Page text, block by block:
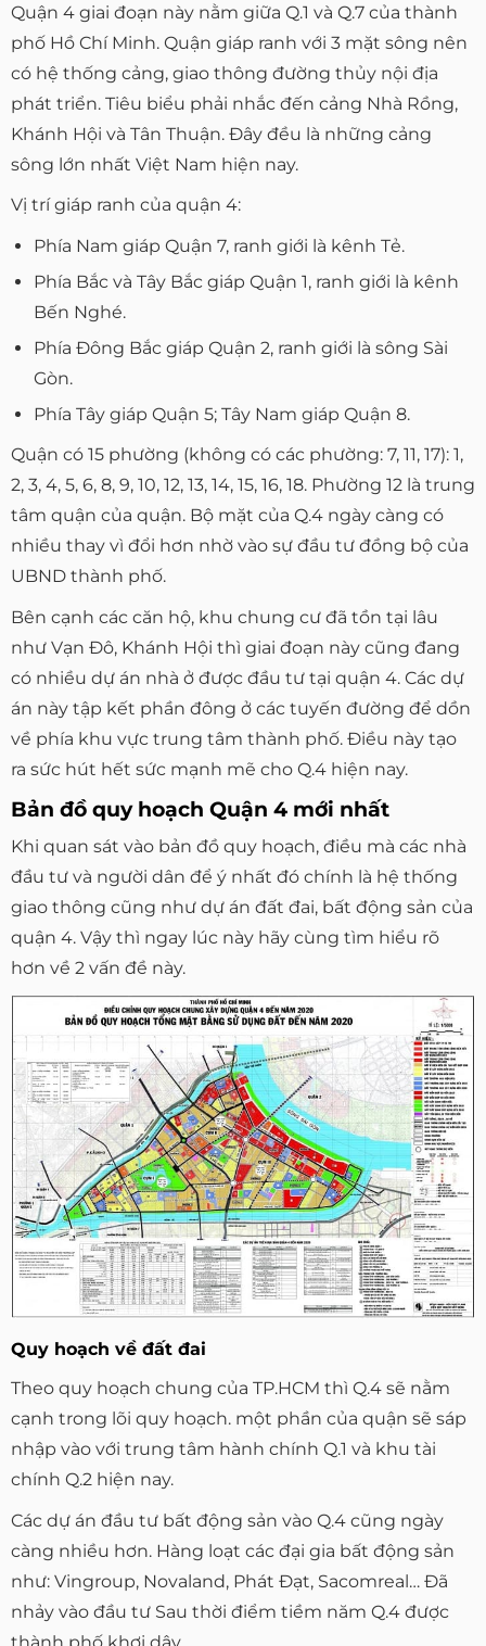
Quận 4 giai đoạn này nằm giữa Q.1 và Q.7 của thành
phố Hồ Chí Minh. Quận giáp ranh với 3 mặt sông nên
có hệ thống cảng, giao thông đường thủy nội địa
phát triển. Tiêu biểu phải nhắc đến cảng Nhà Rồng,
Khánh Hội và Tân Thuận. Đây đều là những cảng
sông lớn nhất Việt Nam hiện nay.
Vị trí giáp ranh của quận 4:
Phía Nam giáp Quận 7, ranh giới là kênh Tẻ.
Phía Bắc và Tây Bắc giáp Quận 1, ranh giới là kênh
Bến Nghé.
Phía Đông Bắc giáp Quận 2, ranh giới là sông Sài
Gòn.
Phía Tây giáp Quận 5; Tây Nam giáp Quận 8.
Quận có 15 phường (không có các phường: 7, 11, 17): 1,
2, 3, 4, 5, 6, 8, 9, 10, 12, 13, 14, 15, 16, 18. Phường 12 là trung
tâm quận của quận. Bộ mặt của Q.4 ngày càng có
nhiều thay vì đổi hơn nhờ vào sự đầu tư đồng bộ của
UBND thành phố.
Bên cạnh các căn hộ, khu chung cư đã tồn tại lâu
như Vạn Đô, Khánh Hội thì giai đoạn này cũng đang
có nhiều dự án nhà ở được đầu tư tại quận 4. Các dự
án này tập kết phần đông ở các tuyến đường để dồn
về phía khu vực trung tâm thành phố. Điều này tạo
ra sức hút hết sức mạnh mẽ cho Q.4 hiện nay.
Bản đồ quy hoạch Quận 4 mới nhất
Khi quan sát vào bản đồ quy hoạch, điều mà các nhà
đầu tư và người dân để ý nhất đó chính là hệ thống
giao thông cũng như dự án đất đai, bất động sản của
quận 4. Vậy thì ngay lúc này hãy cùng tìm hiểu rõ
hơn về 2 vấn đề này.
Quy hoạch về đất đai
Theo quy hoạch chung của TP.HCM thì Q.4 sẽ nằm
cạnh trong lõi quy hoạch. một phần của quận sẽ sáp
nhập vào với trung tâm hành chính Q.1 và khu tài
chính Q.2 hiện nay.
Các dự án đầu tư bất động sản vào Q.4 cũng ngày
càng nhiều hơn. Hàng loạt các đại gia bất động sản
như: Vingroup, Novaland, Phát Đạt, Sacomreal… Đã
nhảy vào đầu tư Sau thời điểm tiềm năm Q.4 được